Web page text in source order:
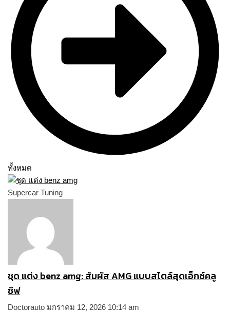
ทั้งหมด
Supercar Tuning
ชุด แต่ง benz amg: สัมผัส AMG แบบสไตล์สุดเอ็กซ์คลู
ซีฟ
Doctorauto มกราคม 12, 2026 10:14 am